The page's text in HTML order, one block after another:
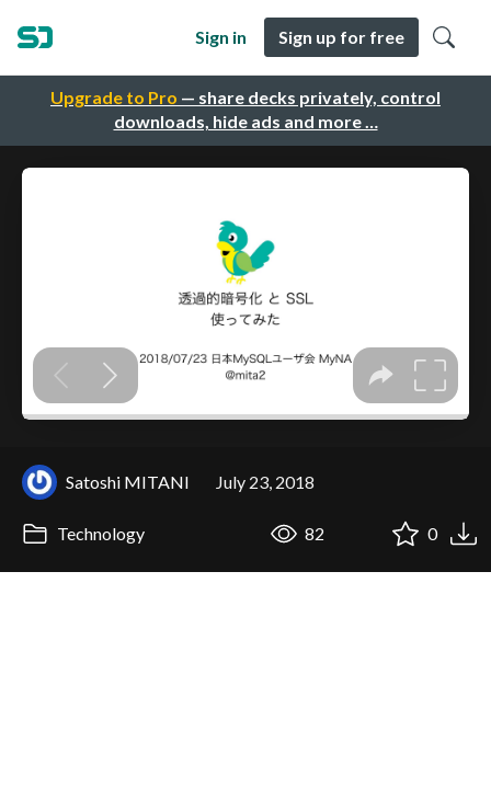
Upgrade to Pro — share decks privately, control
downloads, hide ads and more …
Sign in Sign up for free
Satoshi MITANI July 23, 2018
Technology 82 0